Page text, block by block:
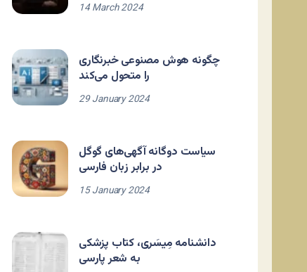
14 March 2024
چگونه هوش مصنوعی خبرنگاری
را متحول می‌کند
29 January 2024
سیاست دوگانه آگهی‌های گوگل
در برابر زبان فارسی
15 January 2024
دانشنامه مِیسَری، کتاب پزشکی
به شعر پارسی